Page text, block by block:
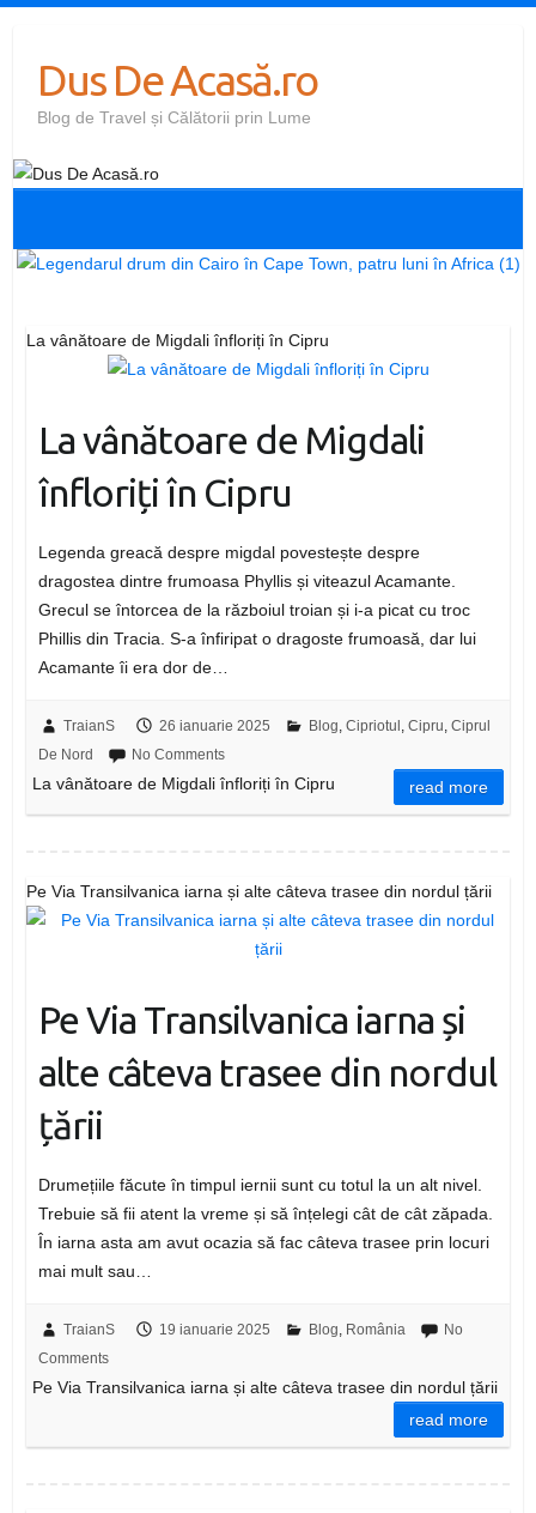
Dus De Acasă.ro
Blog de Travel și Călătorii prin Lume
La vânătoare de Migdali înfloriți în Cipru
La vânătoare de Migdali
înfloriți în Cipru
Legenda greacă despre migdal povestește despre
dragostea dintre frumoasa Phyllis și viteazul Acamante.
Grecul se întorcea de la războiul troian și i-a picat cu troc
Phillis din Tracia. S-a înfiripat o dragoste frumoasă, dar lui
Acamante îi era dor de…
TraianS 26 ianuarie 2025 Blog, Cipriotul , Cipru, Ciprul
De Nord
No Comments
La vânătoare de Migdali înfloriți în Cipru read more
Pe Via Transilvanica iarna și alte câteva trasee din nordul țării
Pe Via Transilvanica iarna și
alte câteva trasee din nordul
țării
Drumețiile făcute în timpul iernii sunt cu totul la un alt nivel.
Trebuie să fii atent la vreme și să înțelegi cât de cât zăpada.
În iarna asta am avut ocazia să fac câteva trasee prin locuri
mai mult sau…
TraianS 19 ianuarie 2025 Blog, România
No
Comments
Pe Via Transilvanica iarna și alte câteva trasee din nordul țării
read more